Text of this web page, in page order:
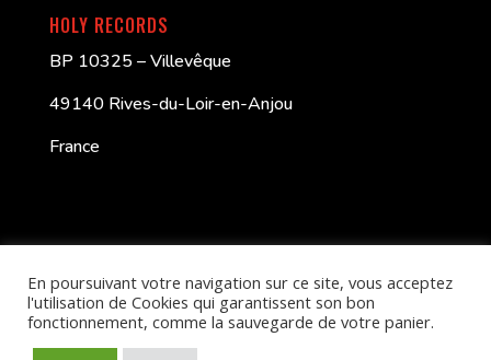
HOLY RECORDS
BP 10325 – Villevêque
49140 Rives-du-Loir-en-Anjou
France
Better Call Swayb| HOLY RECORDS – © 2024
En poursuivant votre navigation sur ce site, vous acceptez
l'utilisation de Cookies qui garantissent son bon
fonctionnement, comme la sauvegarde de votre panier.